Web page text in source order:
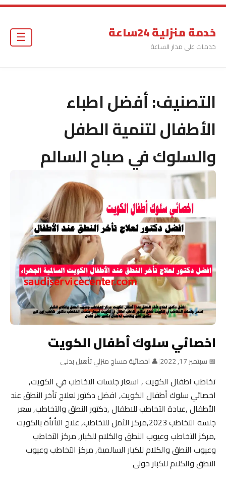
خدمة منزلية 24ساعة
خدمات على مدار الساعة
☰
التصنيف:أفضل اطباء
الأطفال لتنمية الطفل
والسلوك في صباح السالم
اخصائي سلوك أطفال الكويت
📅 سبتمبر 17, 2022 |👤 اخصائية مساج منزلي تأهيل بدنى
تخاطب اطفال الكويت , اسعار جلسات التخاطب في الكويت,
اخصائي سلوك أطفال الكويت, افضل دكتور لعلاج تأخر النطق عند
الأطفال ,عيادة التخاطب للاطفال ,دكتور النطق والتخاطب, سعر
جلسة التخاطب 2023,مركز الأمل للتخاطب, علاج التأتأة بالكويت
,مركز التخاطب وعيوب النطق والكلام للكبار, مركز التخاطب
وعيوب النطق والكلام للكبار السالمية, مركز التخاطب وعيوب
النطق والكلام للكبار حولى